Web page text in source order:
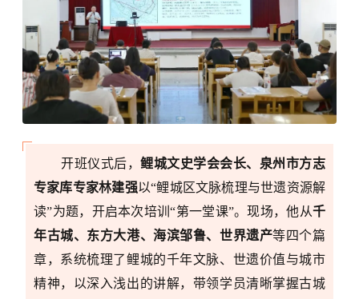
开班仪式后，鲤城文史学会会长、泉州市方志
专家库专家林建强以“鲤城区文脉梳理与世遗资源解
读”为题，开启本次培训“第一堂课”。现场，他从千
年古城、东方大港、海滨邹鲁、世界遗产等四个篇
章，系统梳理了鲤城的千年文脉、世遗价值与城市
精神，以深入浅出的讲解，带领学员清晰掌握古城